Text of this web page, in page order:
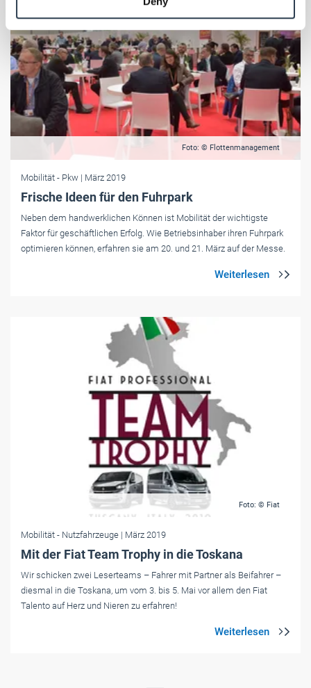
Weitere Informationen:Impressum Datenschutz
Foto: © Flottenmanagement
Mobilität - Pkw | März 2019
Frische Ideen für den Fuhrpark
Neben dem handwerklichen Können ist Mobilität der wichtigste
Faktor für geschäftlichen Erfolg. Wie Betriebsinhaber ihren Fuhrpark
optimieren können, erfahren sie am 20. und 21. März auf der Messe.
Foto: © Fiat
Mobilität - Nutzfahrzeuge | März 2019
Mit der Fiat Team Trophy in die Toskana
Wir schicken zwei Leserteams – Fahrer mit Partner als Beifahrer –
diesmal in die Toskana, um vom 3. bis 5. Mai vor allem den Fiat
Talento auf Herz und Nieren zu erfahren!